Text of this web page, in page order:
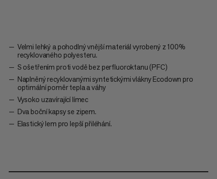
Velmi lehký a pohodlný vnější materiál vyrobený z 100%
recyklovaného polyesteru.
S ošetřením proti vodě bez perfluoroktanu (PFC)
Naplněný recyklovanými syntetickými vlákny Ecodown pro
optimální poměr tepla a váhy
Vysoko uzavírající límec
Dva boční kapsy se zipem.
Elastický lem pro lepší přiléhání.